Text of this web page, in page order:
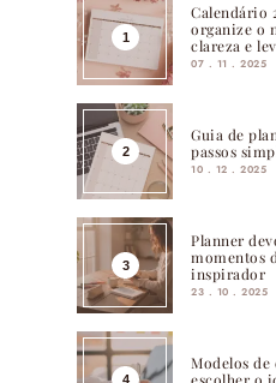
Calendário
organize o
clareza e
07 . 11 . 2025
Guia de
passos
10 . 12 . 2025
Planner
momentos
inspirador
23 . 10 . 2025
Modelos de